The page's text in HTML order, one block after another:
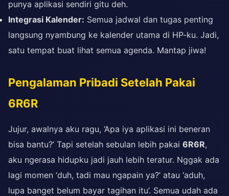
punya aplikasi sendiri gitu deh.
Integrasi Kalender: Semua jadwal dan tugas penting
langsung nyambung ke kalender utama di HP-ku. Jadi,
satu tempat buat lihat semua agenda. Mantap jiwa!
Pengalaman Pribadi Setelah Pakai
6R6R
Jujur, awalnya aku ragu, ‘Apa iya aplikasi ini beneran
bisa bantu?’ Tapi setelah sebulan lebih pakai 6R6R,
aku ngerasa hidupku jadi jauh lebih teratur. Nggak ada
lagi momen ‘duh, tadi mau ngapain ya?’ atau ‘aduh,
lupa banget belum bayar tagihan itu’. Semua udah ada